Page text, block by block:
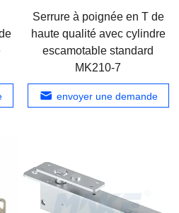
Serrure à poignée en T de
haute qualité avec cylindre
escamotable standard
MK210-7
envoyer une demande